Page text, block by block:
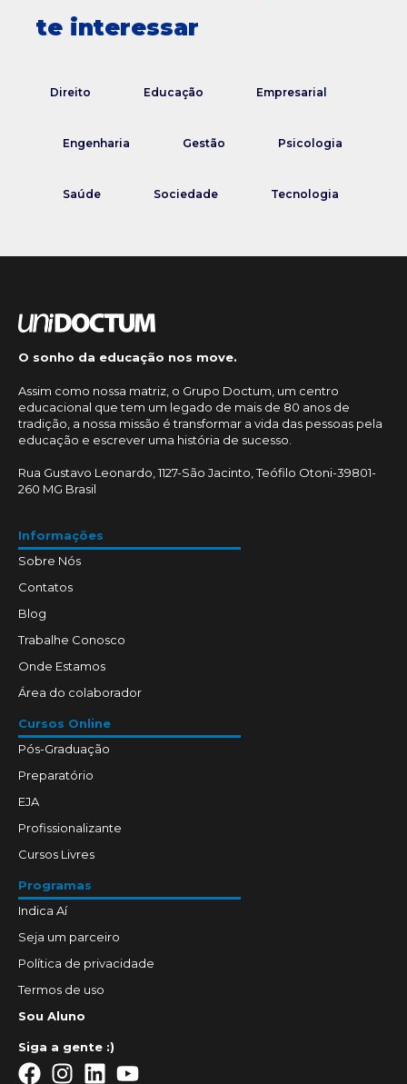
te interessar
Direito Educação Empresarial
Engenharia Gestão Psicologia
Saúde Sociedade Tecnologia
O sonho da educação nos move.
Assim como nossa matriz, o Grupo Doctum, um centro
educacional que tem um legado de mais de 80 anos de
tradição, a nossa missão é transformar a vida das pessoas pela
educação e escrever uma história de sucesso.
Rua Gustavo Leonardo, 1127-São Jacinto, Teófilo Otoni-39801-
260 MG Brasil
Informações
Sobre Nós
Contatos
Blog
Trabalhe Conosco
Onde Estamos
Área do colaborador
Cursos Online
Pós-Graduação
Preparatório
EJA
Profissionalizante
Cursos Livres
Programas
Indica Aí
Seja um parceiro
Política de privacidade
Termos de uso
Sou Aluno
Siga a gente :)